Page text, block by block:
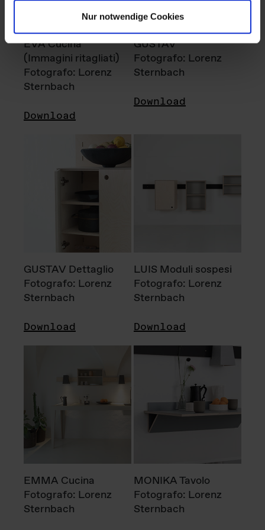
Nur notwendige Cookies
EVA Cucina
(Immagini ritagliati)
Fotografo: Lorenz
Sternbach
Download
GUSTAV
Fotografo: Lorenz
Sternbach
Download
GUSTAV Dettaglio
Fotografo: Lorenz
Sternbach
Download
LUIS Moduli sospesi
Fotografo: Lorenz
Sternbach
Download
EMMA Cucina
Fotografo: Lorenz
Sternbach
MONIKA Tavolo
Fotografo: Lorenz
Sternbach